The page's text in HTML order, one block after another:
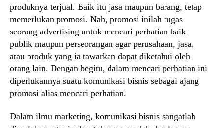
produknya terjual. Baik itu jasa maupun barang, tetap
memerlukan promosi. Nah, promosi inilah tugas
seorang advertising untuk mencari perhatian baik
publik maupun perseorangan agar perusahaan, jasa,
atau produk yang ia tawarkan dapat diketahui oleh
orang lain. Dengan begitu, dalam mencari perhatian ini
diperlukannya suatu komunikasi bisnis sebagai ajang
promosi alias mencari perhatian.
Dalam ilmu marketing, komunikasi bisnis sangatlah